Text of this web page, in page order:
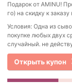
Подарок от AMINU!
го) на скидку к
Условия: Одна из
покупке любых двух
случайный. не
Открыть купон